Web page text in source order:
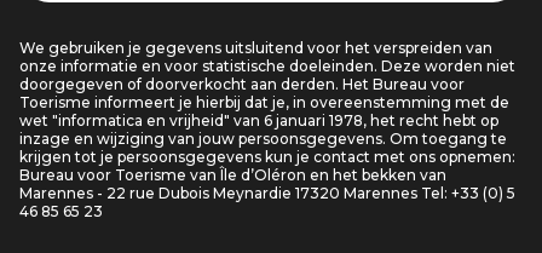
We gebruiken je gegevens uitsluitend voor het verspreiden van
onze informatie en voor statistische doeleinden. Deze worden niet
doorgegeven of doorverkocht aan derden. Het Bureau voor
Toerisme informeert je hierbij dat je, in overeenstemming met de
wet "informatica en vrijheid" van 6 januari 1978, het recht hebt op
inzage en wijziging van jouw persoonsgegevens. Om toegang te
krijgen tot je persoonsgegevens kun je contact met ons opnemen:
Bureau voor Toerisme van Île d’Oléron en het bekken van
Marennes - 22 rue Dubois Meynardie 17320 Marennes Tel: +33 (0) 5
46 85 65 23